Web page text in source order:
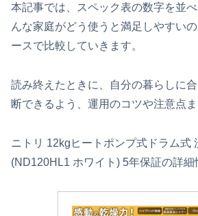
本記事では、スペック表の数字を並
んな家庭がどう使うと満足しやすい
ースで比較していきます。
読み終えたときに、自分の暮らしに
断できるよう、運用のコツや注意点ま
ニトリ 12kgヒートポンプ式ドラム式
(ND120HL1 ホワイト) 5年保証の詳細